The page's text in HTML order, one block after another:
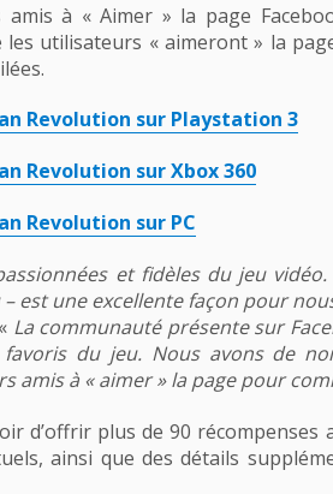
à « Aimer » la page
les utilisateurs « aimeront » la
Revolution sur Playstation 3
Revolution sur Xbox 360
Revolution sur PC
et fidèles du jeu
est une excellente façon pour
La communauté présente sur
du jeu. Nous avons de
amis à « aimer » la page pour
d’offrir plus de 90 récompenses
ainsi que des détails